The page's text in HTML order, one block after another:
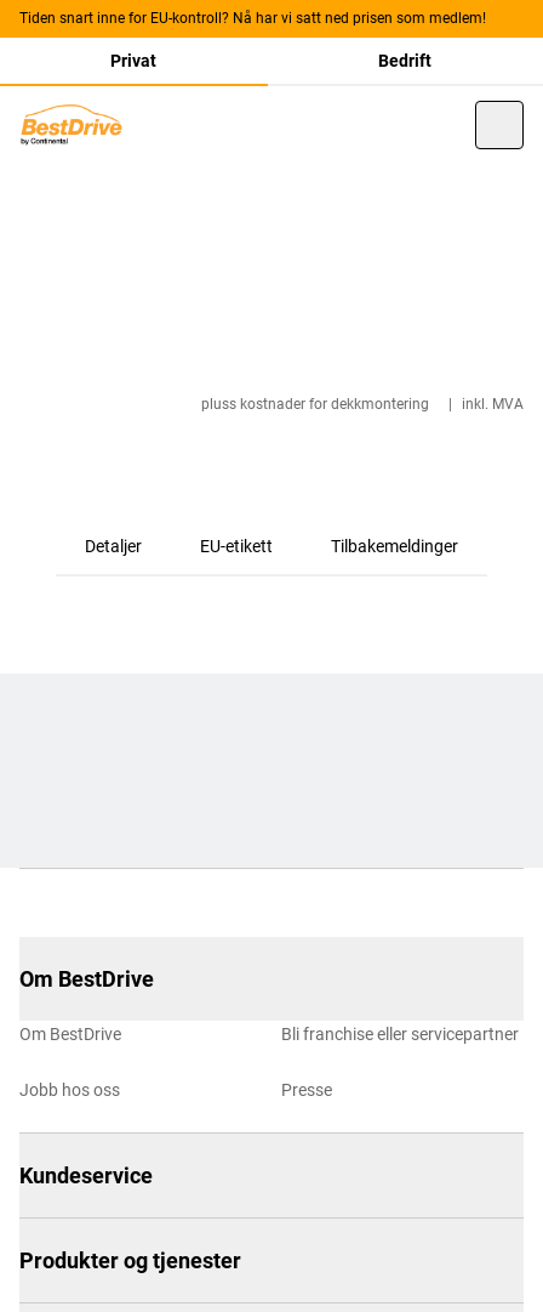
Tiden snart inne for EU-kontroll? Nå har vi satt ned prisen som medlem!
Privat Bedrift
pluss kostnader for dekkmontering inkl. MVA
Detaljer EU-etikett Tilbakemeldinger
Om BestDrive
Om BestDrive
Jobb hos oss
Bli franchise eller servicepartner
Presse
Kundeservice
Produkter og tjenester